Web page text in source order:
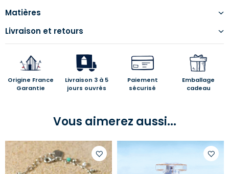
Matières
Livraison et retours
Origine France
Garantie
Livraison 3 à 5
jours ouvrés
Paiement
sécurisé
Emballage
cadeau
Vous aimerez aussi...
Ajouter